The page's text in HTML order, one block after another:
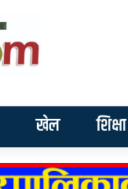
खेल शिक्षा